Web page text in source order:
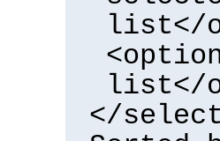
list</
list</
</